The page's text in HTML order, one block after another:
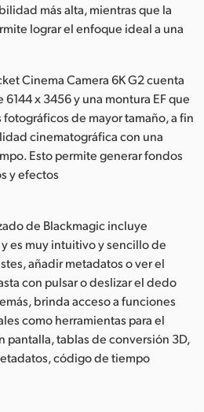
más alta, mientras que la
lograr el enfoque ideal a una
Cinema Camera 6K G2 cuenta
x 3456 y una montura EF que
de mayor tamaño, a fin
cinematográfica con una
Esto permite generar fondos
y efectos
de Blackmagic incluye
es muy intuitivo y sencillo de
añadir metadatos o ver el
con pulsar o deslizar el dedo
brinda acceso a funciones
como herramientas para el
pantalla, tablas de conversión 3D,
código de tiempo